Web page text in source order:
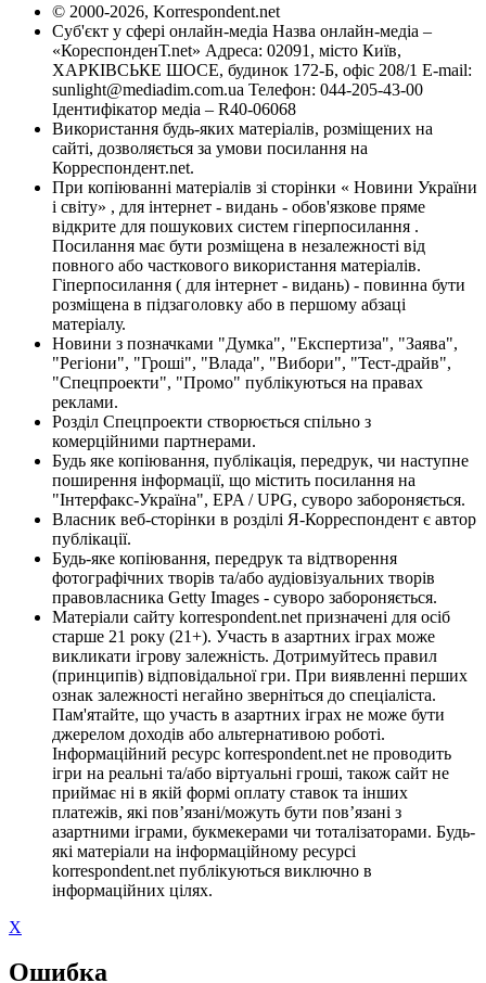
© 2000-2026, Korrespondent.net
Суб'єкт у сфері онлайн-медіа Назва онлайн-медіа –
«КореспонденТ.net» Адреса: 02091, місто Київ,
ХАРКІВСЬКЕ ШОСЕ, будинок 172-Б, офіс 208/1 E-mail:
sunlight@mediadim.com.ua Телефон: 044-205-43-00
Ідентифікатор медіа – R40-06068
Використання будь-яких матеріалів, розміщених на
сайті, дозволяється за умови посилання на
Корреспондент.net.
При копіюванні матеріалів зі сторінки « Новини України
і світу» , для інтернет - видань - обов'язкове пряме
відкрите для пошукових систем гіперпосилання .
Посилання має бути розміщена в незалежності від
повного або часткового використання матеріалів.
Гіперпосилання ( для інтернет - видань) - повинна бути
розміщена в підзаголовку або в першому абзаці
матеріалу.
Новини з позначками "Думка", "Експертиза", "Заява",
"Регіони", "Гроші", "Влада", "Вибори", "Тест-драйв",
"Спецпроекти", "Промо" публікуються на правах
реклами.
Розділ Спецпроекти створюється спільно з
комерційними партнерами.
Будь яке копіювання, публікація, передрук, чи наступне
поширення інформації, що містить посилання на
"Інтерфакс-Україна", EPA / UPG, суворо забороняється.
Власник веб-сторінки в розділі Я-Корреспондент є автор
публікації.
Будь-яке копіювання, передрук та відтворення
фотографічних творів та/або аудіовізуальних творів
правовласника Getty Images - суворо забороняється.
Матеріали сайту korrespondent.net призначені для осіб
старше 21 року (21+). Участь в азартних іграх може
викликати ігрову залежність. Дотримуйтесь правил
(принципів) відповідальної гри. При виявленні перших
ознак залежності негайно зверніться до спеціаліста.
Пам'ятайте, що участь в азартних іграх не може бути
джерелом доходів або альтернативою роботі.
Інформаційний ресурс korrespondent.net не проводить
ігри на реальні та/або віртуальні гроші, також сайт не
приймає ні в якій формі оплату ставок та інших
платежів, які пов’язані/можуть бути пов’язані з
азартними іграми, букмекерами чи тоталізаторами. Будь-
які матеріали на інформаційному ресурсі
korrespondent.net публікуються виключно в
інформаційних цілях.
X
Ошибка